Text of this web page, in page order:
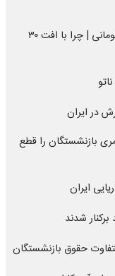
ماجرای جهش میلیونی قیمت گوشت ۴ هزار تومانی | چرا با افت ۳۰
در ایران
بازنشستگان را قطع
ایران
حقوق بازنشستگان